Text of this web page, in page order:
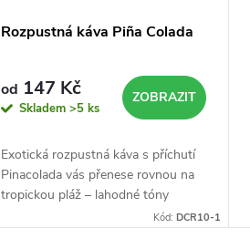
Rozpustná káva Piña Colada
od 147 Kč
Skladem >5 ks
ZOBRAZIT
Exotická rozpustná káva s příchutí
Pinacolada vás přenese rovnou na
tropickou pláž – lahodné tóny
kokosu a ananasu se skvěle doplňují
Kód: DCR10-1